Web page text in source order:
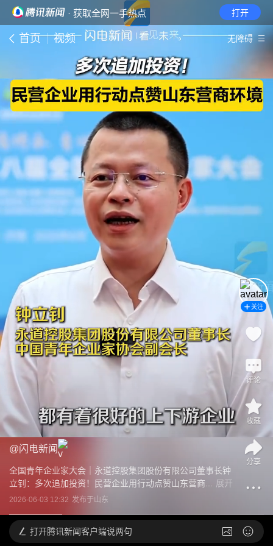
· 获取全网一手热点 打开
首页 视频 无障碍
@闪电新闻
全国青年企业家大会｜永道控股集团股份有限公司董事长钟
立钊：多次追加投资！民营企业用行动点赞山东营商...
展开
2026-06-03 12:32 发布于山东
关注
评论
收藏
分享
打开腾讯新闻客户端说两句